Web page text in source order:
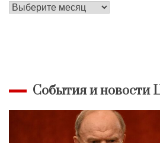
Архив
События и